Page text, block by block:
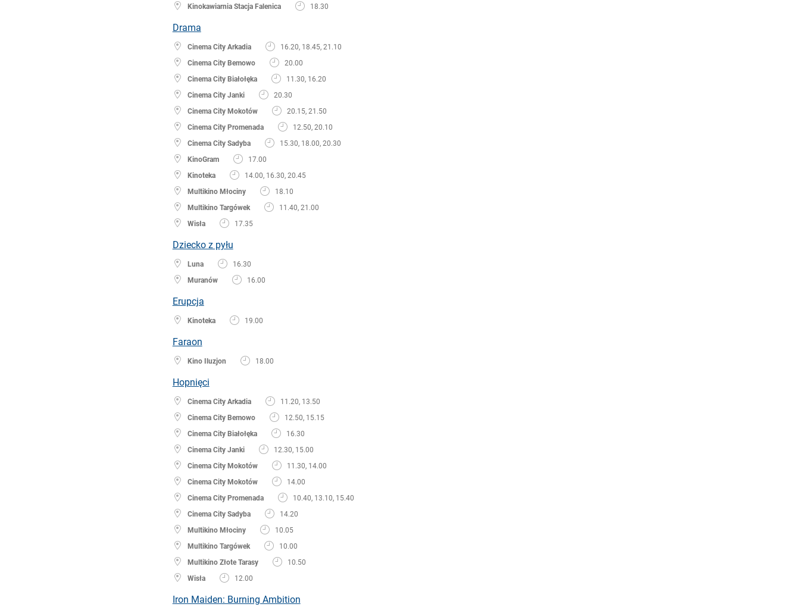
Kinokawiarnia Stacja Falenica 18.30
Drama
Cinema City Arkadia
16.20, 18.45, 21.10
Cinema City Bemowo
20.00
Cinema City Białołęka
11.30, 16.20
Cinema City Janki
20.30
Cinema City Mokotów
20.15, 21.50
Cinema City Promenada
12.50, 20.10
Cinema City Sadyba
15.30, 18.00, 20.30
KinoGram
17.00
Kinoteka
14.00, 16.30, 20.45
Multikino Młociny
18.10
Multikino Targówek
11.40, 21.00
Wisła
17.35
Dziecko z pyłu
Luna
16.30
Muranów
16.00
Erupcja
Kinoteka 19.00
Faraon
Kino Iluzjon 18.00
Hopnięci
Cinema City Arkadia
11.20, 13.50
Cinema City Bemowo
12.50, 15.15
Cinema City Białołęka
16.30
Cinema City Janki
12.30, 15.00
Cinema City Mokotów
11.30, 14.00
Cinema City Mokotów
14.00
Cinema City Promenada
10.40, 13.10, 15.40
Cinema City Sadyba
14.20
Multikino Młociny
10.05
Multikino Targówek
10.00
Multikino Złote Tarasy
10.50
Wisła
12.00
Iron Maiden: Burning Ambition